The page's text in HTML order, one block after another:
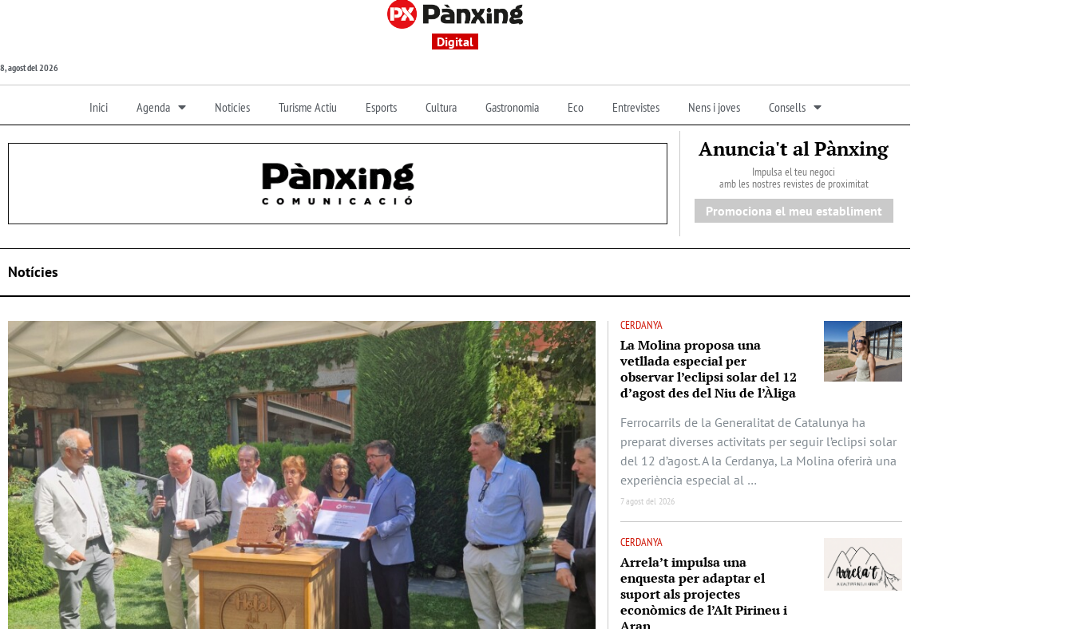
Digital
8, agost del 2026
Inici Agenda Noticies Turisme Actiu Esports Cultura Gastronomia Eco Entrevistes Nens i joves Consells
Anuncia't al Pànxing
Impulsa el teu negoci
amb les nostres revistes de proximitat
Promociona el meu establiment
Notícies
CERDANYA
La Molina proposa una
vetllada especial per
observar l’eclipsi solar del 12
d’agost des del Niu de l’Àliga
Ferrocarrils de la Generalitat de Catalunya ha
preparat diverses activitats per seguir l’eclipsi solar
del 12 d’agost. A la Cerdanya, La Molina oferirà una
experiència especial al …
7 agost del 2026
CERDANYA
Arrela’t impulsa una
enquesta per adaptar el
suport als projectes
econòmics de l’Alt Pirineu i
Aran